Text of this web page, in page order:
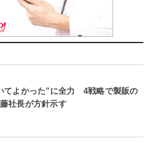
てよかった”に全力 4戦略で製販の
社長が方針示す